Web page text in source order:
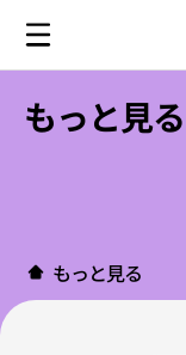
もっと見る
もっと見る